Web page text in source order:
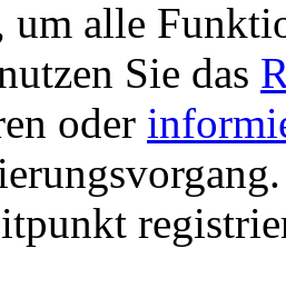
um alle
Sie das
oder